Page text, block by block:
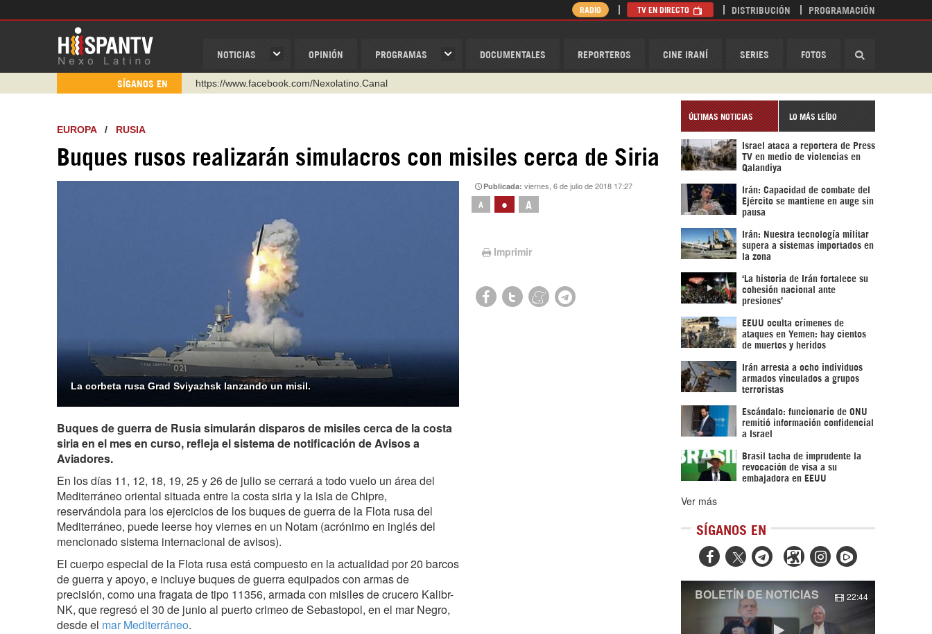
NOTICIAS OPINIÓN PROGRAMAS DOCUMENTALES REPORTEROS CINE IRANÍ SERIES FOTOS
RADIO TV EN DIRECTO DISTRIBUCIÓN PROGRAMACIÓN
SÍGANOS EN
https://www.facebook.com/Nexolatino.Canal
https://t.me/hispantvcanal
https://urmedium.com/c/hispantv
EUROPA/ RUSIA
Buques rusos realizarán simulacros con misiles cerca de Siria
La corbeta rusa Grad Sviyazhsk lanzando un misil.
Publicada:viernes, 6 de julio de 2018 17:27
A • A
Imprimir
Buques de guerra de Rusia simularán disparos de misiles cerca de la costa
siria en el mes en curso, refleja el sistema de notificación de Avisos a
Aviadores.
En los días 11, 12, 18, 19, 25 y 26 de julio se cerrará a todo vuelo un área del
Mediterráneo oriental situada entre la costa siria y la isla de Chipre,
reservándola para los ejercicios de los buques de guerra de la Flota rusa del
Mediterráneo, puede leerse hoy viernes en un Notam (acrónimo en inglés del
mencionado sistema internacional de avisos).
El cuerpo especial de la Flota rusa está compuesto en la actualidad por 20 barcos
de guerra y apoyo, e incluye buques de guerra equipados con armas de
precisión, como una fragata de tipo 11356, armada con misiles de crucero Kalibr-
NK, que regresó el 30 de junio al puerto crimeo de Sebastopol, en el mar Negro,
desde el mar Mediterráneo.
ÚLTIMAS NOTICIAS LO MÁS LEÍDO
Israel ataca a reportera de Press
TV en medio de violencias en
Qalandiya
Irán: Capacidad de combate del
Ejército se mantiene en auge sin
pausa
Irán: Nuestra tecnología militar
supera a sistemas importados en
la zona
‘La historia de Irán fortalece su
cohesión nacional ante
presiones’
EEUU oculta crímenes de
ataques en Yemen: hay cientos
de muertos y heridos
Irán arresta a ocho individuos
armados vinculados a grupos
terroristas
Escándalo: funcionario de ONU
remitió información confidencial
a Israel
Brasil tacha de imprudente la
revocación de visa a su
embajadora en EEUU
Ver más
SÍGANOS EN
  
BOLETÍN DE NOTICIAS 22:44